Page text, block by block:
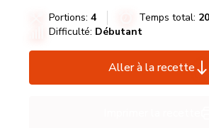
Portions:4 Temps total:
Difficulté: Débutant
Aller à la recette